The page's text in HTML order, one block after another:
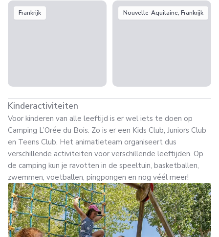
Frankrijk Nouvelle-Aquitaine, Frankrijk
Kinderactiviteiten
Voor kinderen van alle leeftijd is er wel iets te doen op
Camping L’Orée du Bois. Zo is er een Kids Club, Juniors Club
en Teens Club. Het animatieteam organiseert dus
verschillende activiteiten voor verschillende leeftijden. Op
de camping kun je ravotten in de speeltuin, basketballen,
zwemmen, voetballen, pingpongen en nog véél meer!